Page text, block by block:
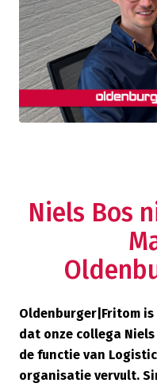
Niels Bos
Oldenburger|Fritom is
dat onze collega
de functie van
organisatie vervult.